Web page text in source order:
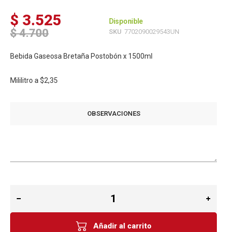
$ 3.525
$ 4.700
Disponible
SKU 7702090029543UN
Bebida Gaseosa Bretaña Postobón x 1500ml
Mililitro a $2,35
OBSERVACIONES
Añadir al carrito